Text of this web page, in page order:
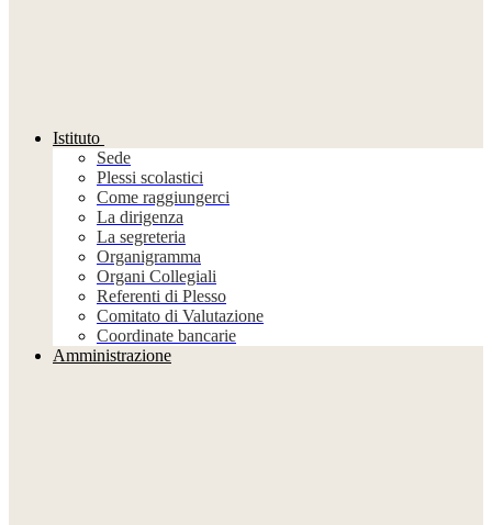
Istituto
Sede
Plessi scolastici
Come raggiungerci
La dirigenza
La segreteria
Organigramma
Organi Collegiali
Referenti di Plesso
Comitato di Valutazione
Coordinate bancarie
Amministrazione